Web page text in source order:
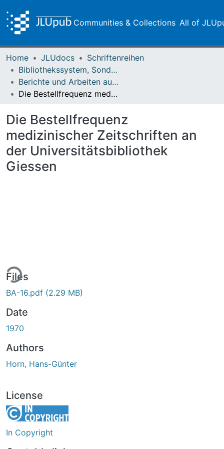
Communities & Collections All of
Home JLUdocs
Schriftenreihen
Bibliothekssystem, Sondersammlungen
Berichte und Arbeiten aus der Universitätsbibliothek und dem Universitätsarchiv Giessen
Die Bestellfrequenz medizinischer Zeitschriften an der Universitätsbibliothek Giessen
Die Bestellfrequenz
medizinischer Zeitschriften an
der Universitätsbibliothek
Giessen
Files
BA-16.pdf (2.29 MB)
Date
1970
Authors
Horn, Hans-Günter
License
In Copyright